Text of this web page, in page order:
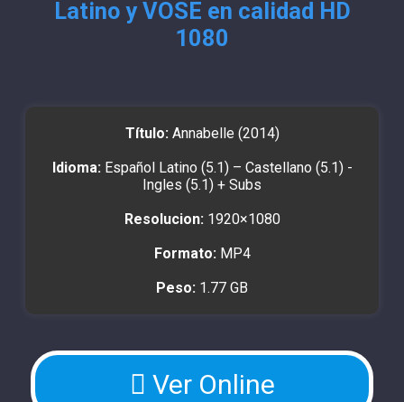
Latino y VOSE en calidad HD
1080
Título: Annabelle (2014)
Idioma: Español Latino (5.1) – Castellano (5.1) -
Ingles (5.1) + Subs
Resolucion: 1920×1080
Formato: MP4
Peso: 1.77 GB
Ver Online